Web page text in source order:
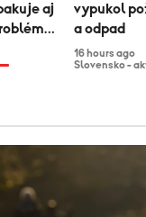
aj
vypukol
a odpad
16 hours ago
Slovensko -